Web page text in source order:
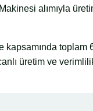
alımıyla
kapsamında toplam
üretim ve